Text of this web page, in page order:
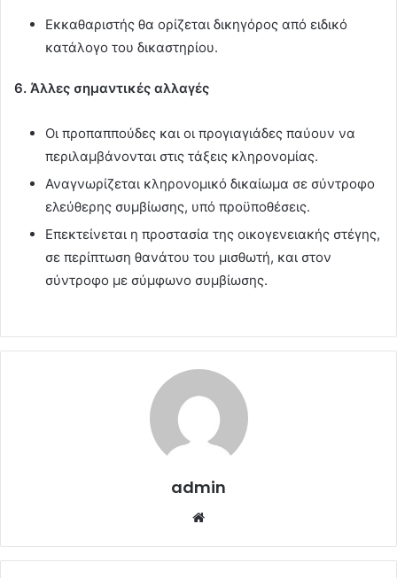
Εκκαθαριστής θα ορίζεται δικηγόρος από ειδικό
κατάλογο του δικαστηρίου.
6. Άλλες σημαντικές αλλαγές
Οι προπαππούδες και οι προγιαγιάδες παύουν να
περιλαμβάνονται στις τάξεις κληρονομίας.
Αναγνωρίζεται κληρονομικό δικαίωμα σε σύντροφο
ελεύθερης συμβίωσης, υπό προϋποθέσεις.
Επεκτείνεται η προστασία της οικογενειακής στέγης,
σε περίπτωση θανάτου του μισθωτή, και στον
σύντροφο με σύμφωνο συμβίωσης.
admin